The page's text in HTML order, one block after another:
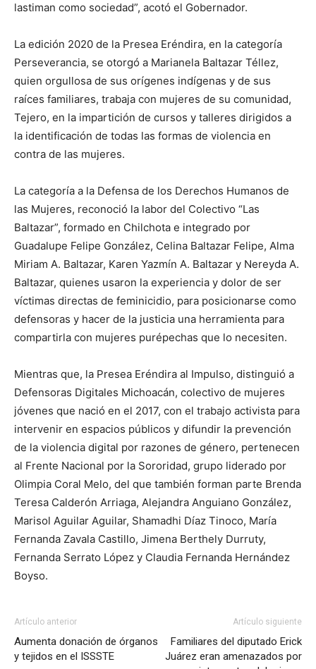
lastiman como sociedad”, acotó el Gobernador.
La edición 2020 de la Presea Eréndira, en la categoría
Perseverancia, se otorgó a Marianela Baltazar Téllez,
quien orgullosa de sus orígenes indígenas y de sus
raíces familiares, trabaja con mujeres de su comunidad,
Tejero, en la impartición de cursos y talleres dirigidos a
la identificación de todas las formas de violencia en
contra de las mujeres.
La categoría a la Defensa de los Derechos Humanos de
las Mujeres, reconoció la labor del Colectivo “Las
Baltazar”, formado en Chilchota e integrado por
Guadalupe Felipe González, Celina Baltazar Felipe, Alma
Miriam A. Baltazar, Karen Yazmín A. Baltazar y Nereyda A.
Baltazar, quienes usaron la experiencia y dolor de ser
víctimas directas de feminicidio, para posicionarse como
defensoras y hacer de la justicia una herramienta para
compartirla con mujeres purépechas que lo necesiten.
Mientras que, la Presea Eréndira al Impulso, distinguió a
Defensoras Digitales Michoacán, colectivo de mujeres
jóvenes que nació en el 2017, con el trabajo activista para
intervenir en espacios públicos y difundir la prevención
de la violencia digital por razones de género, pertenecen
al Frente Nacional por la Sororidad, grupo liderado por
Olimpia Coral Melo, del que también forman parte Brenda
Teresa Calderón Arriaga, Alejandra Anguiano González,
Marisol Aguilar Aguilar, Shamadhi Díaz Tinoco, María
Fernanda Zavala Castillo, Jimena Berthely Durruty,
Fernanda Serrato López y Claudia Fernanda Hernández
Boyso.
Artículo anterior
Aumenta donación de órganos
y tejidos en el ISSSTE
Artículo siguiente
Familiares del diputado Erick
Juárez eran amenazados por